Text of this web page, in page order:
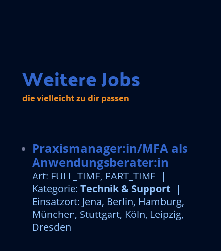
Weitere Jobs
die vielleicht zu dir passen
Praxismanager:in/MFA als
Anwendungsberater:in
Art: FULL_TIME, PART_TIME |
Kategorie: Technik & Support |
Einsatzort: Jena, Berlin, Hamburg,
München, Stuttgart, Köln, Leipzig,
Dresden